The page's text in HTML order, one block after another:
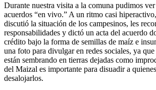
Durante nuestra visita a la comuna pudimos
acuerdos “en vivo.” A un ritmo casi
discutió la situación de los campesinos, les
responsabilidades y dictó un acta del acuerdo
crédito bajo la forma de semillas de maíz e
una foto para divulgar en redes sociales, ya
están sembrando en tierras dejadas como
del Maizal es importante para disuadir a
desalojarlos.